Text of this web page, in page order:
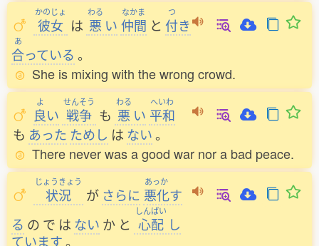
かのじょ
彼女 は
わる
悪 い
なかま
仲間 と
つ
付き
あ
合っている 。
She is mixing with the wrong crowd.
よ
良い
せんそう
戦争 も
わる
悪 い
へいわ
平和
も あった ためし は ない。
There never was a good war nor a bad peace.
じょうきょう
状況 が さらに
あっか
悪化す
る の で は ない か と
しんぱい
心配 し
ています。